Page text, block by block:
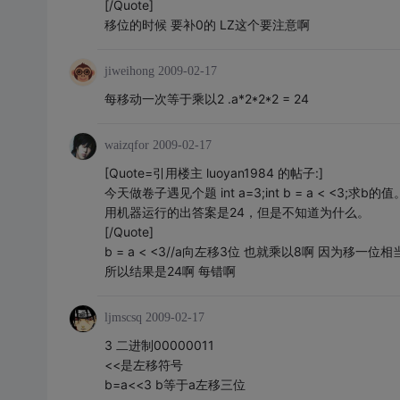
[/Quote]
移位的时候 要补0的 LZ这个要注意啊
jiweihong 2009-02-17
每移动一次等于乘以2 .a*2*2*2 = 24
waizqfor 2009-02-17
[Quote=引用楼主 luoyan1984 的帖子:]
今天做卷子遇见个题 int a=3;int b = a < <3;求b的值。
用机器运行的出答案是24，但是不知道为什么。
[/Quote]
b = a < <3//a向左移3位 也就乘以8啊 因为移一位相
所以结果是24啊 每错啊
ljmscsq 2009-02-17
3 二进制00000011
<<是左移符号
b=a<<3 b等于a左移三位